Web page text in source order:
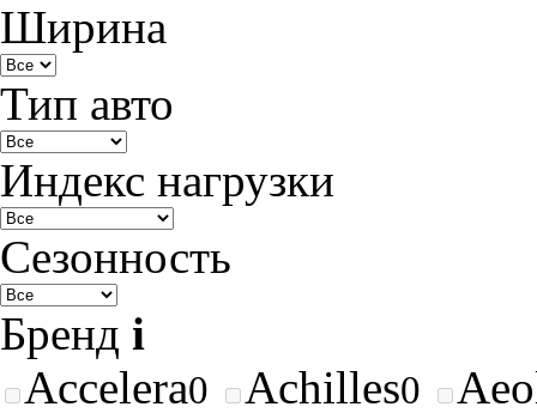
Ширина
Тип авто
Индекс нагрузки
Сезонность
Бренд i
Accelera0 Achilles0